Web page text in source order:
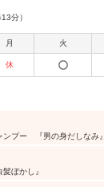
分）
月
火
休
ンプー 『男の身だしなみ』
ぼかし』